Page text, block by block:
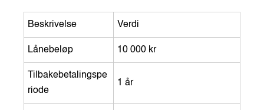
Beskrivelse Verdi
Lånebeløp 10 000 kr
Tilbakebetalingspe
riode
1 år